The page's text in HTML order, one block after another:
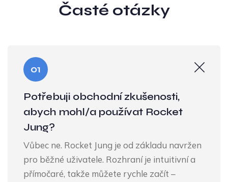
Časté otázky
01
Potřebuji obchodní zkušenosti,
abych mohl/a používat Rocket
Jung?
Vůbec ne. Rocket Jung je od základu navržen
pro běžné uživatele. Rozhraní je intuitivní a
přímočaré, takže můžete rychle začít –